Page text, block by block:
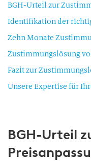
BGH-Urteil zur
Zehn Monate
Zustimmungslösung
Fazit zur
Unsere Expertise für
BGH-Urteil